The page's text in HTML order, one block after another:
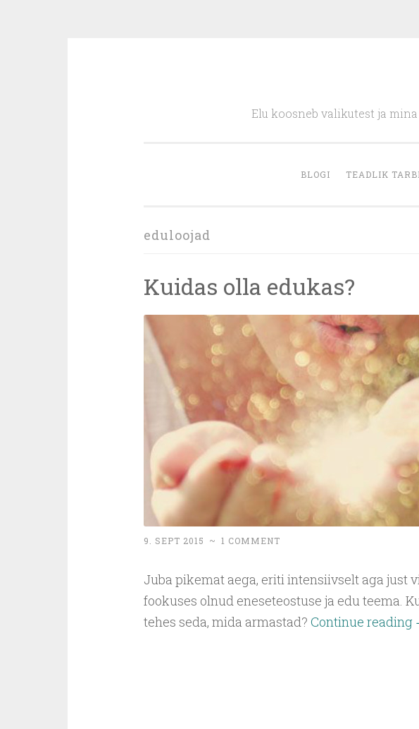
Elu koosneb valikutest ja
BLOGI TEADLIK
eduloojad
Kuidas olla edukas?
9. SEPT 2015 ~ 1 COMMENT
Juba pikemat aega, eriti intensiivselt aga just
fookuses olnud eneseteostuse ja edu teema.
tehes seda, mida armastad? Continue reading